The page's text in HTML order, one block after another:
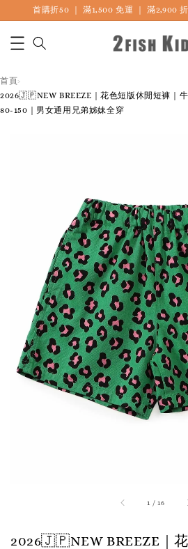
首購折50 ｜ 滿1,500 免運 ｜ 滿2,900
首頁›
2026🇯🇵NEW BREEZE｜花色短版休閒短褲｜牛
80-150｜男女通用兄弟姊妹全穿
1 /16
2026🇯🇵NEW BREEZE｜